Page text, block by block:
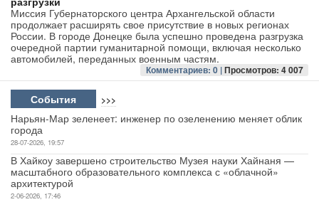
Общество
Культура
Медиа
Авто
Спорт
Контакты
Миссия Губернаторского центра Архангельской области
продолжает расширять свое присутствие в новых регионах
России. В городе Донецке была успешно проведена разгрузка
очередной партии гуманитарной помощи, включая несколько
автомобилей, переданных военным частям.
Комментариев: 0 |Просмотров: 4 007
События >>>
Нарьян-Мар зеленеет: инженер по озеленению меняет облик
города
28-07-2026, 19:57
В Хайкоу завершено строительство Музея науки Хайнаня —
масштабного образовательного комплекса с «облачной»
архитектурой
2-06-2026, 17:46